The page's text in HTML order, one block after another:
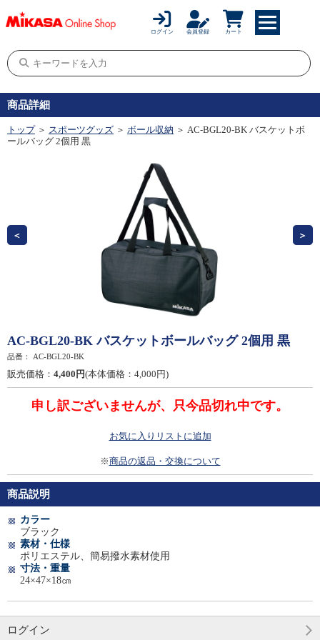
ログイン 会員登録 カート
商品詳細
トップ ＞ スポーツグッズ ＞ ボール収納 ＞ AC-BGL20-BK バスケットボ
ールバッグ 2個用 黒
AC-BGL20-BK バスケットボールバッグ 2個用 黒
品番： AC-BGL20-BK
販売価格： 4,400円(本体価格：4,000円)
申し訳ございませんが、只今品切れ中です。
お気に入りリストに追加
※商品の返品・交換について
商品説明
カラー
ブラック
素材・仕様
ポリエステル、簡易撥水素材使用
寸法・重量
24×47×18㎝
ログイン